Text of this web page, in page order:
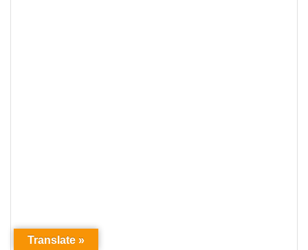
Translate »